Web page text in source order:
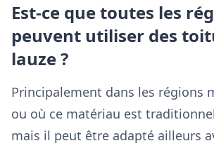
Est-ce que toutes les
peuvent utiliser des
lauze ?
Principalement dans les régions
ou où ce matériau est
mais il peut être adapté ailleurs